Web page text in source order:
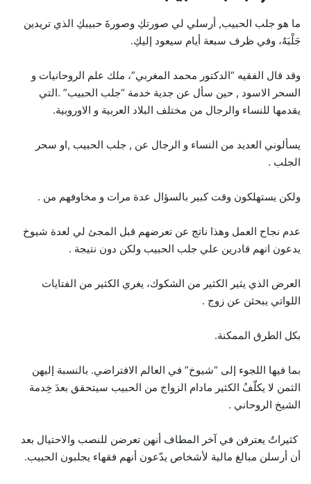
ما هو جلب الحبيب, أرسلي لي صورتكِ وصورةَ حبيبكِ الذي تريدين
جَلْبَهُ، وفي ظرف سبعة أيام سيعود إليكِ.
وقد قال الفقيه “الدكتور محمد المغربي”، ملك علم الروحانيات و
السحر الاسود , حين سأل عن جدية خدمة “جلب الحبيب” .التي
يقدمها للنساء والرجال من مختلف البلاد العربية و الاوروبية.
يسألوني العديد من النساء و الرجال عن , جلب الحبيب ,او سحر
الجلب .
ولكن يستهلكون وقت كبير بالسؤال عدة مرات و مخاوفهم من .
عدم نجاح العمل وهذا ناتج عن تعرضهم قبل المجئ لي لعدة شيوخ
يدعون انهم قادرين علي جلب الحبيب ولكن دون نتيجة .
العرض الذي يثير الكثير من الشكوك، يغري الكثير من الفتايات
اللواتي يبحثن عن زوج .
بكل الطرق الممكنة.
بما فيها اللجوء إلى “شيوخ” في العالم الافتراضي. بالنسبة إليهن
الثمن لا يكلّفُ الكثير مادام الزواج من الحبيب سيتحقق بعدَ خِدمة
الشيخ الروحاني .
كثيراتٌ يعترفن في آخر المطاف أنهن تعرضن للنصب والاحتيال بعد
أن أرسلن مبالغ مالية لأشخاص يدّعون أنهم فقهاء يجلبون الحبيب.